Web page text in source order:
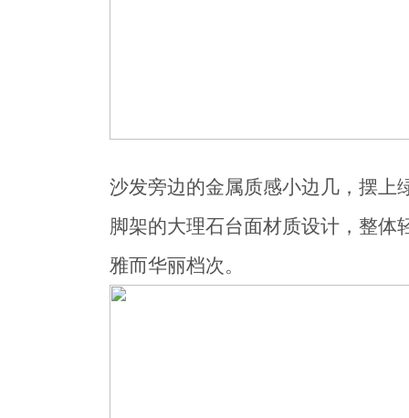
沙发旁边的金属质感小边几，摆上
脚架的大理石台面材质设计，整体
雅而华丽档次。